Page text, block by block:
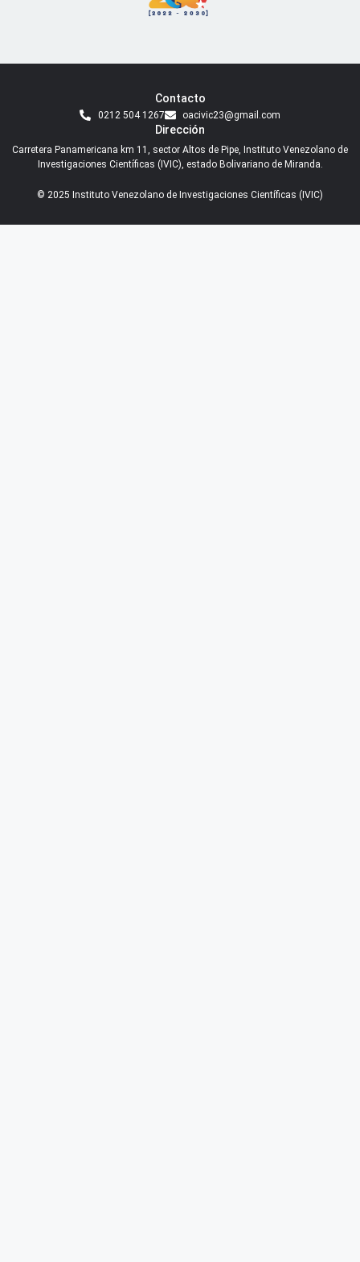
Contacto
0212 504 1267 oacivic23@gmail.com
Dirección
Carretera Panamericana km 11, sector Altos de Pipe, Instituto Venezolano de
Investigaciones Científicas (IVIC), estado Bolivariano de Miranda.
© 2025 Instituto Venezolano de Investigaciones Científicas (IVIC)